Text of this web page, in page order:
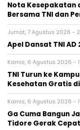
Nota Kesepakatan
Bersama TNI dan
Jumat, 7 Agustus 2026 -
Apel Dansat TNI AD
Kamis, 6 Agustus 2026 -
TNI Turun ke
Kesehatan Gratis
Kamis, 6 Agustus 2026 -
Ga Cuma Bangun
Tidore Gerak